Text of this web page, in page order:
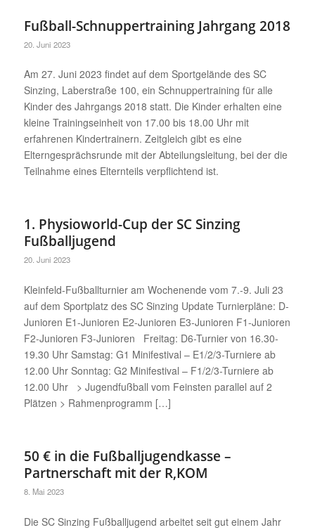
Fußball-Schnuppertraining Jahrgang 2018
20. Juni 2023
Am 27. Juni 2023 findet auf dem Sportgelände des SC
Sinzing, Laberstraße 100, ein Schnuppertraining für alle
Kinder des Jahrgangs 2018 statt. Die Kinder erhalten eine
kleine Trainingseinheit von 17.00 bis 18.00 Uhr mit
erfahrenen Kindertrainern. Zeitgleich gibt es eine
Elterngesprächsrunde mit der Abteilungsleitung, bei der die
Teilnahme eines Elternteils verpflichtend ist.
1. Physioworld-Cup der SC Sinzing
Fußballjugend
20. Juni 2023
Kleinfeld-Fußballturnier am Wochenende vom 7.-9. Juli 23
auf dem Sportplatz des SC Sinzing Update Turnierpläne: D-
Junioren E1-Junioren E2-Junioren E3-Junioren F1-Junioren
F2-Junioren F3-Junioren Freitag: D6-Turnier von 16.30-
19.30 Uhr Samstag: G1 Minifestival – E1/2/3-Turniere ab
12.00 Uhr Sonntag: G2 Minifestival – F1/2/3-Turniere ab
12.00 Uhr > Jugendfußball vom Feinsten parallel auf 2
Plätzen > Rahmenprogramm […]
50 € in die Fußballjugendkasse –
Partnerschaft mit der R,KOM
8. Mai 2023
Die SC Sinzing Fußballjugend arbeitet seit gut einem Jahr